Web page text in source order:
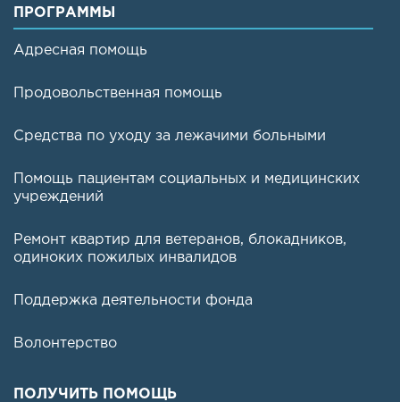
ПРОГРАММЫ
Адресная помощь
Продовольственная помощь
Средства по уходу за лежачими больными
Помощь пациентам социальных и медицинских
учреждений
Ремонт квартир для ветеранов, блокадников,
одиноких пожилых инвалидов
Поддержка деятельности фонда
Волонтерство
ПОЛУЧИТЬ ПОМОЩЬ